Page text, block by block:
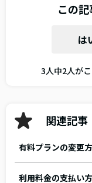
この
は
3人中2人が
関連記事
有料プランの変更
利用料金の支払い